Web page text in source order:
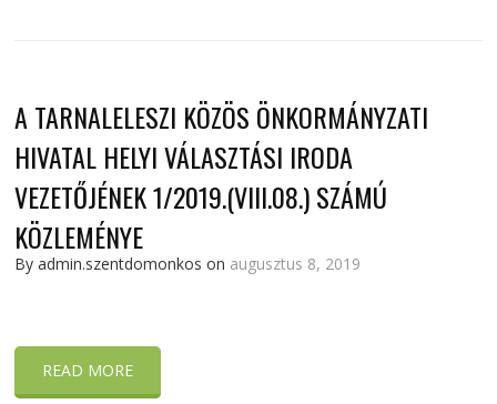
A TARNALELESZI KÖZÖS ÖNKORMÁNYZATI
HIVATAL HELYI VÁLASZTÁSI IRODA
VEZETŐJÉNEK 1/2019.(VIII.08.) SZÁMÚ
KÖZLEMÉNYE
By admin.szentdomonkos on augusztus 8, 2019
READ MORE